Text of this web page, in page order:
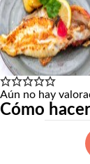
Aún no hay
Cómo